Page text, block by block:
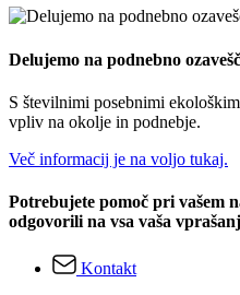
Delujemo na podnebno
S številnimi posebnimi
vpliv na okolje in podnebje.
Več informacij je na voljo tukaj.
Potrebujete pomoč pri vašem
odgovorili na vsa vaša
Kontakt